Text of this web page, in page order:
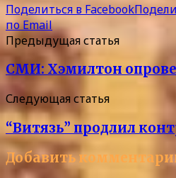
Поделиться в Facebook
по Email
Предыдущая статья
СМИ: Хэмилтон
Следующая статья
“Витязь” продлил
Добавить